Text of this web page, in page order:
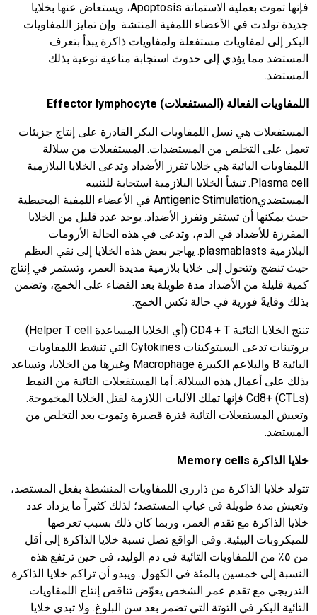
فإنها تموت بعملية الاستماتة Apoptosis، ويستعاض عنها بخلايا
جديدة تولدت في الأعضاء اللمفية المنتشة. وإن تمايز اللمفاويات
البكر إلى لمفاويات مستفعلة ولمفاويات ذاكرة يبدأ بتعرف
المستضد مما يؤدي إلى حدوث استجابة مناعية نوعية بذلك
المستضد.
اللمفاويات الفعالة (المستفعلات) Effector lymphocyte
المستفعلات هي نسل اللمفاويات البكر القادرة على إنتاج جزيئات
تعمل على التخلص من المستضدات. المستفعلات من سلالة
اللمفاويات البائية هي خلايا تفرز الأضداد وتدعى الخلايا البلازمية
Plasma cell. تنشأ الخلايا البلازمية استجابة للتنبيه
المستضديAntigenic Stimulation في الأعضاء اللمفية المحيطية
حيث يمكنها أن تستقر وتفرز الأضداد. يوجد عدد قليل من الخلايا
المفرزة للأضداد في الدم، وتدعى في هذه الحالة الأرومات
البلازمية plasmablasts. يهاجر بعض هذه الخلايا إلى نقي العظم
حيث تنضج وتتحول إلى خلايا بلازمية مديدة العمر، وتستمر في إنتاج
كمية قليلة من الأضداد مدة طويلة بعد القضاء على الخمج، وتضمن
بذلك وقايةً فورية في حالة نكس الخمج.
تنتج الخلايا التائية CD4 + T (أي الخلايا المساعدة Helper T cell)
بروتينات تدعى السيتوكينات Cytokines التي تنشط اللمفاويات
البائية B والبلاعم الكبيرة Macrophage وغيرها من الخلايا، وتساعد
بذلك على أعمال هذه السلالة. أما المستفعلات التائية من النمط
Cd8+ (CTLs) فإنها تملك الآليات اللازمة لقتل الخلايا المخموجة.
وتعيش المستفعلات التائية فترة قصيرة وتموت بعد التخلص من
المستضد.
خلايا الذاكرة Memory cells
تتولد خلايا الذاكرة من ذارري اللمفاويات المنشطة بفعل المستضد،
وتعيش مدة طويلة في غياب المستضد؛ لذلك كثيراً ما يزداد عدد
خلايا الذاكرة مع تقدم العمر، وربما كان ذلك بسبب تعرضها
للميكروبات البيئية. وفي الواقع تصل نسبة خلايا الذاكرة إلى أقل
من ٥٪ من اللمفاويات التائية في دم الوليد، في حين ترتفع هذه
النسبة إلى خمسين بالمئة في الكهول. ويبدو أن تراكم خلايا الذاكرة
التدريجي مع تقدم عمر الشخص يعوِّض تناقص إنتاج اللمفاويات
التائية البكر في التوتة التي تضمر بعد سن البلوغ. ولا تبدي خلايا